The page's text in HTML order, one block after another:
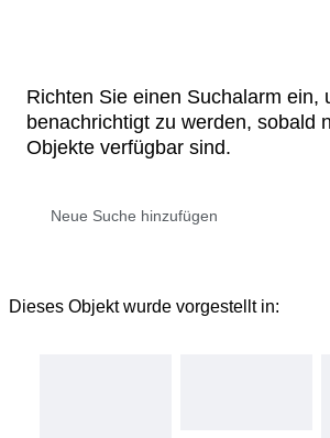
Richten Sie einen Suchalarm ein,
benachrichtigt zu werden, sobald
Objekte verfügbar sind.
Dieses Objekt wurde vorgestellt in: